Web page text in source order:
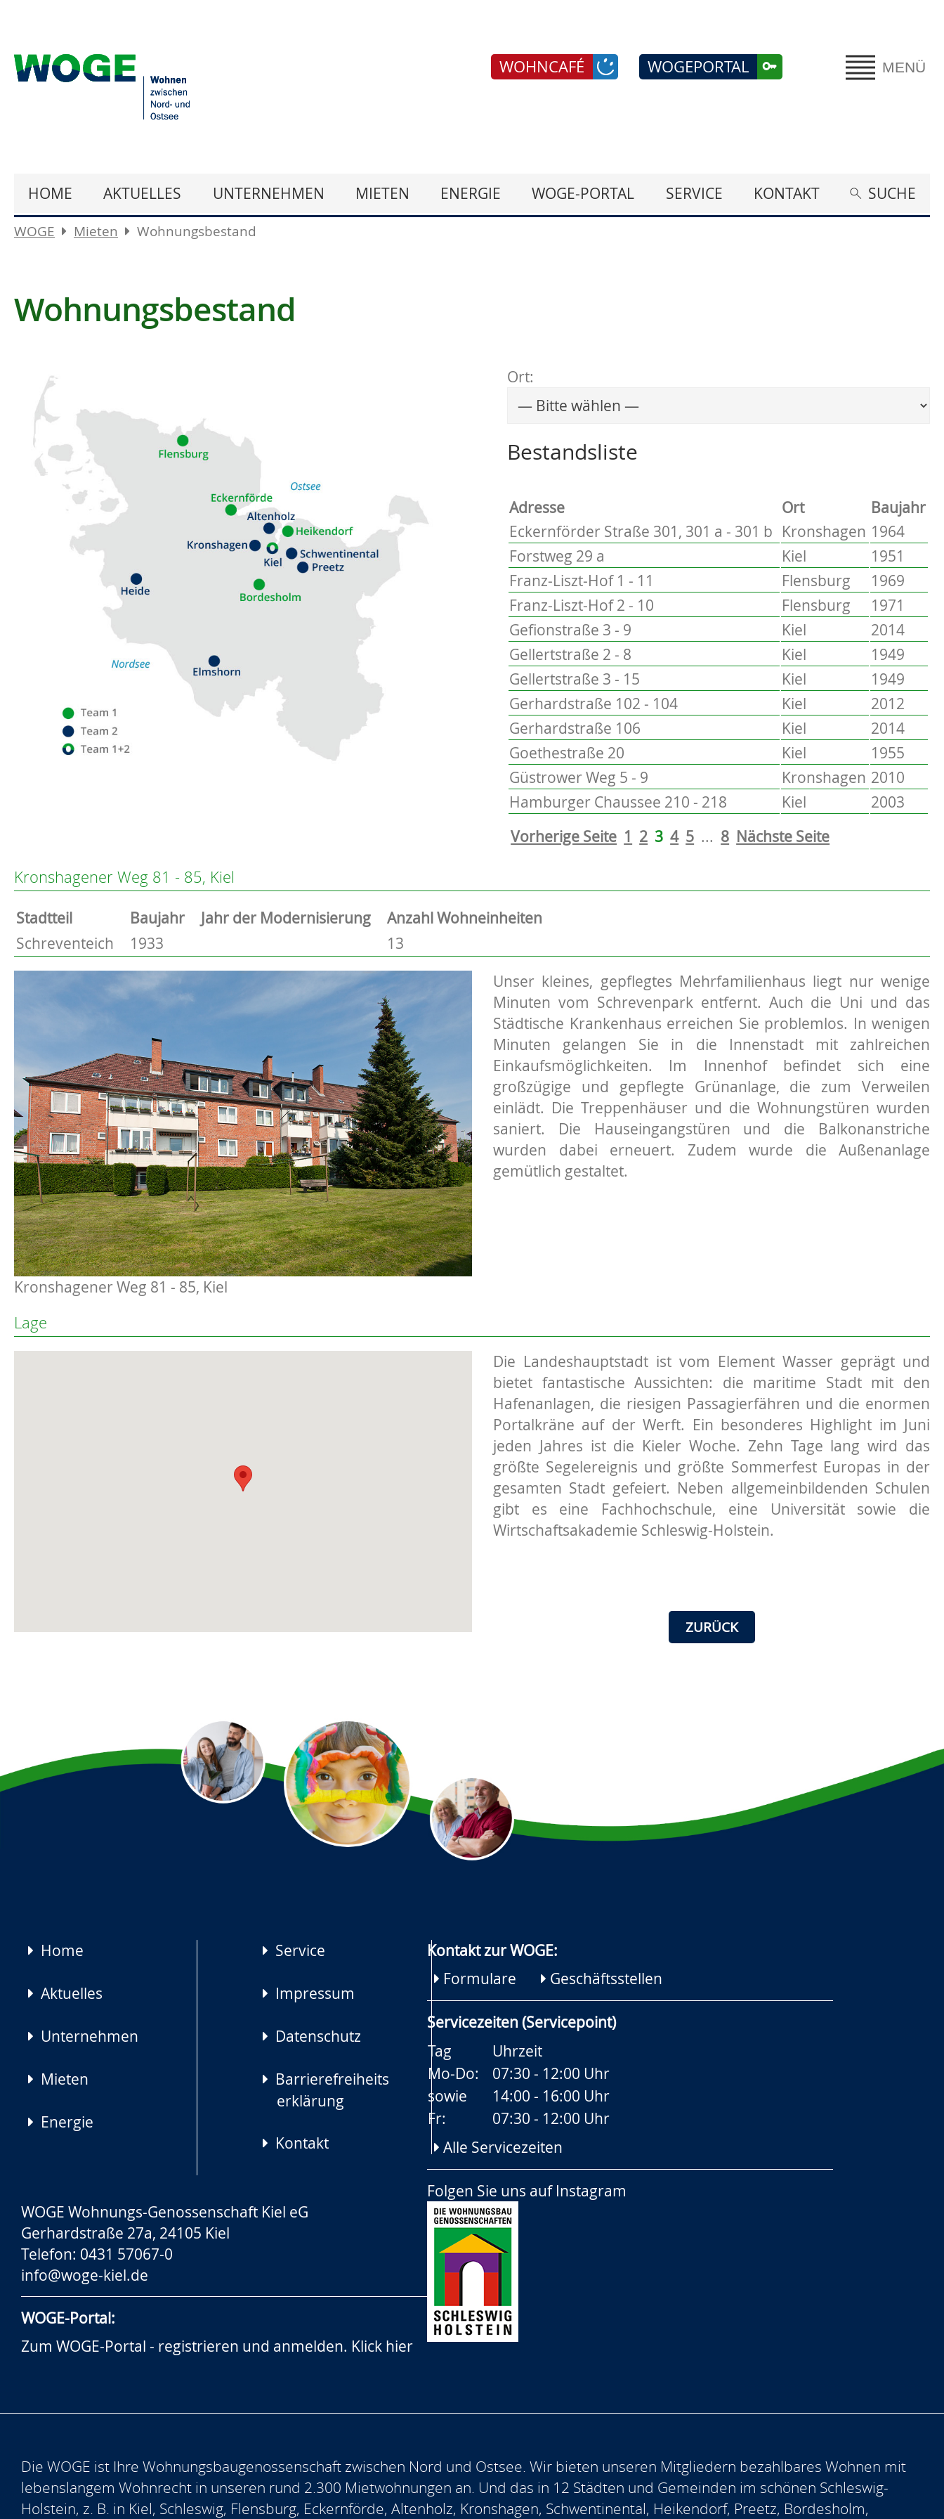
MENÜ
WOGEPORTAL
WOHNCAFÉ
HOME AKTUELLES UNTERNEHMEN MIETEN ENERGIE WOGE-PORTAL SERVICE KONTAKT SUCHE
WOGE Mieten Wohnungsbestand
Wohnungsbestand
Heikendorf
Kronshagen
Kiel
Schwentinental
Preetz
Bordesholm
Ort:
Wählen Sie einen Ort, um zur entsprechenden Seite zu
Bestandsliste
Adresse Ort
Baujahr
Eckernförder Straße 301, 301 a - 301 b Kronshagen 1964
Forstweg 29 a
Kiel
1951
Franz-Liszt-Hof 1 - 11
Flensburg
1969
Franz-Liszt-Hof 2 - 10
Flensburg
1971
Gefionstraße 3 - 9
Kiel
2014
Gellertstraße 2 - 8
Kiel
1949
Gellertstraße 3 - 15
Kiel
1949
Gerhardstraße 102 - 104
Kiel
2012
Gerhardstraße 106
Kiel
2014
Goethestraße 20
Kiel
1955
Güstrower Weg 5 - 9
Kronshagen 2010
Hamburger Chaussee 210 - 218
Kiel
2003
Vorherige Seite 1 2 3 4 5 ... 8 Nächste Seite
Kronshagener Weg 81 - 85, Kiel
Stammdaten
Basisdaten zur Immobilie
Stadtteil Baujahr Jahr der Modernisierung
Anzahl Wohneinheiten
Schreventeich
1933 13
Kronshagener Weg 81 - 85, Kiel
Unser kleines, gepflegtes Mehrfamilienhaus liegt nur wenige
Minuten vom Schrevenpark entfernt. Auch die Uni und das
Städtische Krankenhaus erreichen Sie problemlos. In wenigen
Minuten gelangen Sie in die Innenstadt mit zahlreichen
Einkaufsmöglichkeiten. Im Innenhof befindet sich eine
großzügige und gepflegte Grünanlage, die zum Verweilen
einlädt. Die Treppenhäuser und die Wohnungstüren wurden
saniert. Die Hauseingangstüren und die Balkonanstriche
wurden dabei erneuert. Zudem wurde die Außenanlage
gemütlich gestaltet.
Lage
Die Landeshauptstadt ist vom Element Wasser geprägt und
bietet fantastische Aussichten: die maritime Stadt mit den
Hafenanlagen, die riesigen Passagierfähren und die enormen
Portalkräne auf der Werft. Ein besonderes Highlight im Juni
jeden Jahres ist die Kieler Woche. Zehn Tage lang wird das
größte Segelereignis und größte Sommerfest Europas in der
gesamten Stadt gefeiert. Neben allgemeinbildenden Schulen
gibt es eine Fachhochschule, eine Universität sowie die
Wirtschaftsakademie Schleswig-Holstein.
ZURÜCK
Navigation
Home
Aktuelles
Unternehmen
Mieten
Energie
Service
Impressum
Datenschutz
Barrierefreiheits
erklärung
Kontakt
Kontakt zur WOGE:
Formulare
Geschäftsstellen
Servicezeiten (Servicepoint)
Tag
Uhrzeit
Mo-Do:
07:30 - 12:00 Uhr
sowie
14:00 - 16:00 Uhr
Fr:
07:30 - 12:00 Uhr
Alle Servicezeiten
Folgen Sie uns auf Instagram
WOGE Wohnungs-Genossenschaft Kiel eG
Gerhardstraße 27a, 24105 Kiel
Telefon: 0431 57067-0
info@woge-kiel.de
WOGE-Portal:
Zum WOGE-Portal - registrieren und anmelden. Klick hier
Die WOGE ist Ihre Wohnungsbaugenossenschaft zwischen Nord und Ostsee. Wir bieten unseren Mitgliedern bezahlbares Wohnen mit
lebenslangem Wohnrecht in unseren rund 2.300 Mietwohnungen an. Und das in 12 Städten und Gemeinden im schönen Schleswig-
Holstein, z. B. in Kiel, Schleswig, Flensburg, Eckernförde, Altenholz, Kronshagen, Schwentinental, Heikendorf, Preetz, Bordesholm,